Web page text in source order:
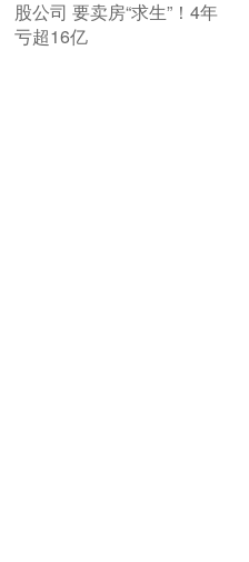
股公司 要卖房“求生”！4年
亏超16亿